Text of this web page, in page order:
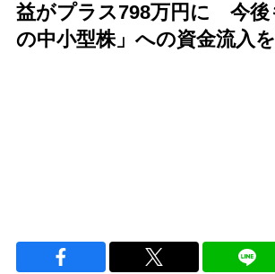
益がプラス798万円に 今後
の中小型株」への資金流入